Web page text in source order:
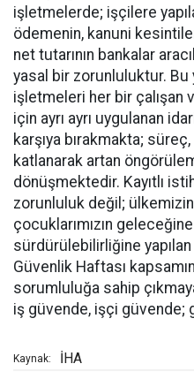
işletmelerde; işçilere
ödemenin, kanuni
net tutarının bankalar
yasal bir zorunluluktur. Bu
işletmeleri her bir çalışan
için ayrı ayrı uygulanan
karşıya bırakmakta;
katlanarak artan
dönüşmektedir. Kayıtlı
zorunluluk değil; ülkemizin
çocuklarımızın
sürdürülebilirliğine yapılan
Güvenlik Haftası
sorumluluğa sahip
iş güvende, işçi güvende;
Kaynak: İHA